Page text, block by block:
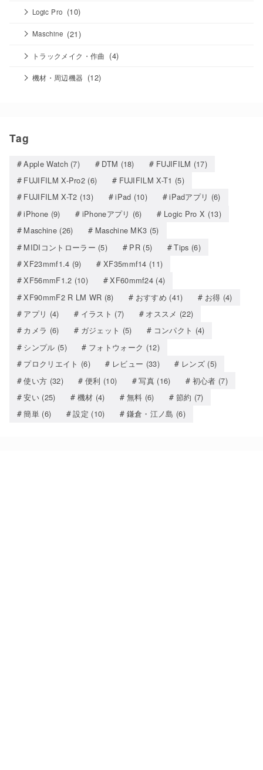
Logic Pro (10)
Maschine (21)
トラックメイク・作曲 (4)
機材・周辺機器 (12)
Tag
Apple Watch(7) DTM (18) FUJIFILM (17)
FUJIFILM X-Pro2 (6) FUJIFILM X-T1 (5)
FUJIFILM X-T2 (13) iPad (10) iPadアプリ (6)
iPhone (9) iPhoneアプリ (6) Logic Pro X (13)
Maschine(26) Maschine MK3 (5)
MIDIコントローラー (5) PR(5) Tips (6)
XF23mmf1.4 (9) XF35mmf14 (11)
XF56mmF1.2 (10) XF60mmf24 (4)
XF90mmF2 R LM WR (8) おすすめ (41) お得 (4)
アプリ (4) イラスト (7) オススメ (22)
カメラ (6) ガジェット (5) コンパクト (4)
シンプル (5) フォトウォーク (12)
プロクリエイト (6) レビュー (33) レンズ(5)
使い方 (32) 便利 (10) 写真 (16) 初心者 (7)
安い(25) 機材 (4) 無料 (6) 節約 (7)
簡単(6) 設定 (10) 鎌倉・江ノ島 (6)